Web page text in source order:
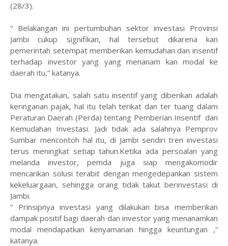
(28/3).
“ Belakangan ini pertumbuhan sektor investasi Provinsi
Jambi cukup signifikan, hal tersebut dikarena kan
pemerintah setempat memberikan kemudahan dan insentif
terhadap investor yang yang menanam kan modal ke
daerah itu,” katanya.
Dia mengatakan, salah satu insentif yang diberikan adalah
keringanan pajak, hal itu telah terikat dan ter tuang dalam
Peraturan Daerah (Perda) tentang Pemberian Insentif dan
Kemudahan Investasi. Jadi tidak ada salahnya Pemprov
Sumbar mencontoh hal itu, di Jambi sendiri tren investasi
terus meningkat setiap tahun.Ketika ada persoalan yang
melanda investor, pemda juga siap mengakomodir
mencarikan solusi terabit dengan mengedepankan sistem
kekeluargaan, sehingga orang tidak takut berinvestasi di
Jambi.
“ Prinsipnya investasi yang dilakukan bisa memberikan
dampak positif bagi daerah dan investor yang menanamkan
modal mendapatkan kenyamanan hingga keuntungan ,”
katanya.